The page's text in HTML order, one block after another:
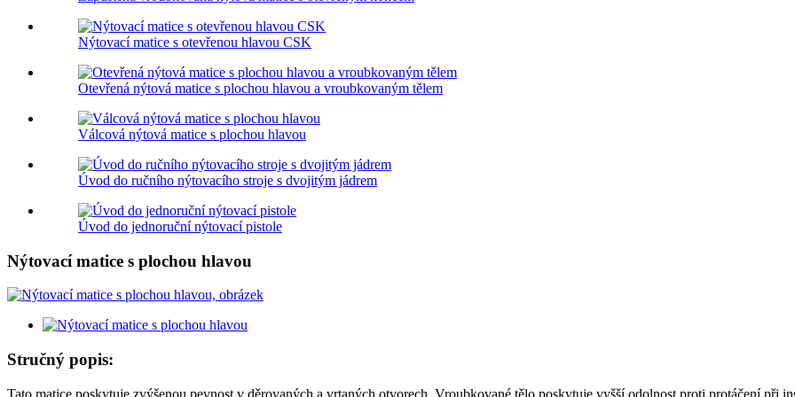
Nýtovací matice s otevřenou hlavou CSK
Otevřená nýtová matice s plochou hlavou a vroubkovaným tělem
Válcová nýtová matice s plochou hlavou
Úvod do ručního nýtovacího stroje s dvojitým jádrem
Úvod do jednoruční nýtovací pistole
Nýtovací matice s plochou hlavou
Stručný popis:
Tato matice poskytuje zvýšenou pevnost v děrovaných a vrtaných otvorech. Vroubkované tělo poskytuje vyšší odolnost proti protáčení při